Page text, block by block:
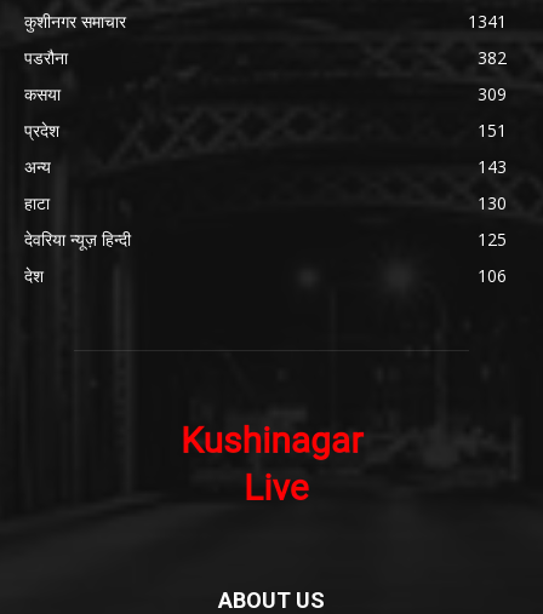
कुशीनगर समाचार
1341
पडरौना
382
कसया
309
प्रदेश
151
अन्य
143
हाटा
130
देवरिया न्यूज़ हिन्दी
125
देश
106
ABOUT US